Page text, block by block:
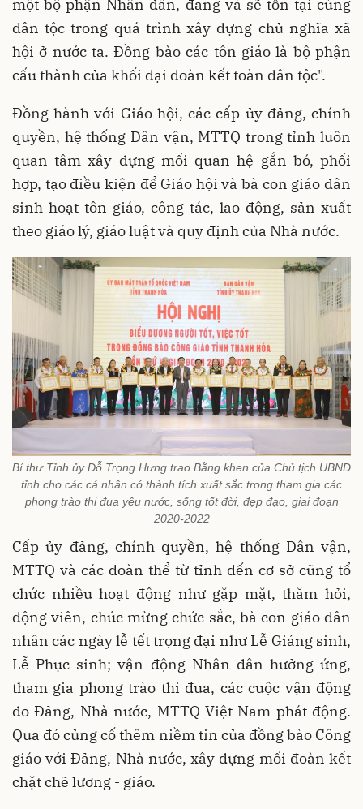
một bộ phận Nhân dân, đang và sẽ tồn tại cùng
dân tộc trong quá trình xây dựng chủ nghĩa xã
hội ở nước ta. Đồng bào các tôn giáo là bộ phận
cấu thành của khối đại đoàn kết toàn dân tộc".
Đồng hành với Giáo hội, các cấp ủy đảng, chính
quyền, hệ thống Dân vận, MTTQ trong tỉnh luôn
quan tâm xây dựng mối quan hệ gắn bó, phối
hợp, tạo điều kiện để Giáo hội và bà con giáo dân
sinh hoạt tôn giáo, công tác, lao động, sản xuất
theo giáo lý, giáo luật và quy định của Nhà nước.
Bí thư Tỉnh ủy Đỗ Trọng Hưng trao Bằng khen của Chủ tịch UBND
tỉnh cho các cá nhân có thành tích xuất sắc trong tham gia các
phong trào thi đua yêu nước, sống tốt đời, đẹp đạo, giai đoạn
2020-2022
Cấp ủy đảng, chính quyền, hệ thống Dân vận,
MTTQ và các đoàn thể từ tỉnh đến cơ sở cũng tổ
chức nhiều hoạt động như gặp mặt, thăm hỏi,
động viên, chúc mừng chức sắc, bà con giáo dân
nhân các ngày lễ tết trọng đại như Lễ Giáng sinh,
Lễ Phục sinh; vận động Nhân dân hưởng ứng,
tham gia phong trào thi đua, các cuộc vận động
do Đảng, Nhà nước, MTTQ Việt Nam phát động.
Qua đó củng cố thêm niềm tin của đồng bào Công
giáo với Đảng, Nhà nước, xây dựng mối đoàn kết
chặt chẽ lương - giáo.